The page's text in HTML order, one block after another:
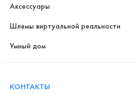
Аксессуары
Шлемы виртуальной реальности
Умный дом
КОНТАКТЫ